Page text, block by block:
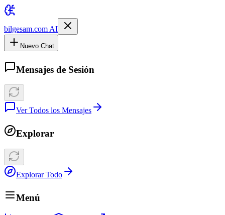
bilgesam.com AI
Nuevo Chat
Mensajes de Sesión
Ver Todos los Mensajes
Explorar
Explorar Todo
Menú